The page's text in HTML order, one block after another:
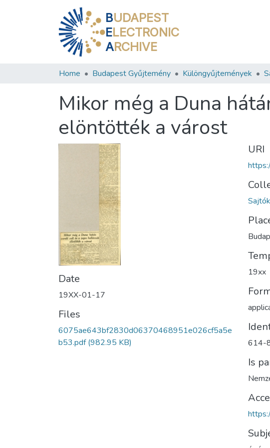
BUDAPEST
ELECTRONIC
ARCHIVE
Home Budapest Gyűjtemény Különgyűjtemények
Mikor még a Duna
elöntötték a várost
Date
19XX-01-17
Files
6075ae643bf2830d06370468951e026cf5a5e
b53.pdf(982.95 KB)
URI
19xx
614-
Is